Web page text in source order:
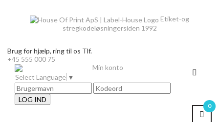
Etiket-og
stregkodeløsningersiden 1992
Brug for hjælp, ring til os Tlf.
+45 555 000 75
Select Language ▼
LOG IND
0
Min konto